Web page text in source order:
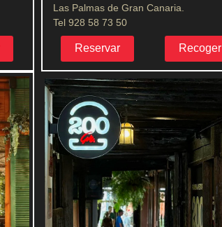
Las Palmas de Gran Canaria.
Tel 928 58 73 50
Reservar Recoger